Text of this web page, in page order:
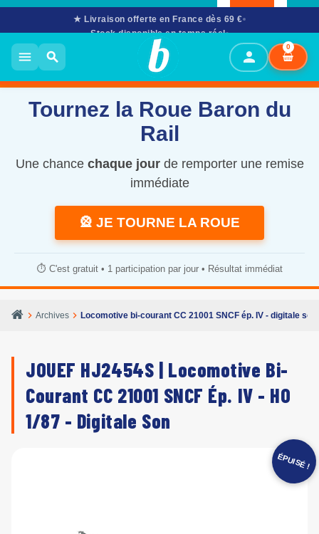
★ Livraison offerte en France dès 69 €
Stock disponible en temps réel
02 61 53 58 90
· Mar–Sam 10h–12h & 14h–17h30
menu search person
0
Tournez la Roue Baron du
Rail
Une chance chaque jourde remporter une remise
immédiate
🎡 JE TOURNE LA ROUE
⏱️ C'est gratuit • 1 participation par jour • Résultat immédiat
chevron_right Archives chevron_right Locomotive bi-courant CC 21001 SNCF ép. IV - digitale
JOUEF HJ2454S | Locomotive Bi-
Courant CC 21001 SNCF Ép. IV - HO
1/87 - Digitale Son
ÉPUISÉ !